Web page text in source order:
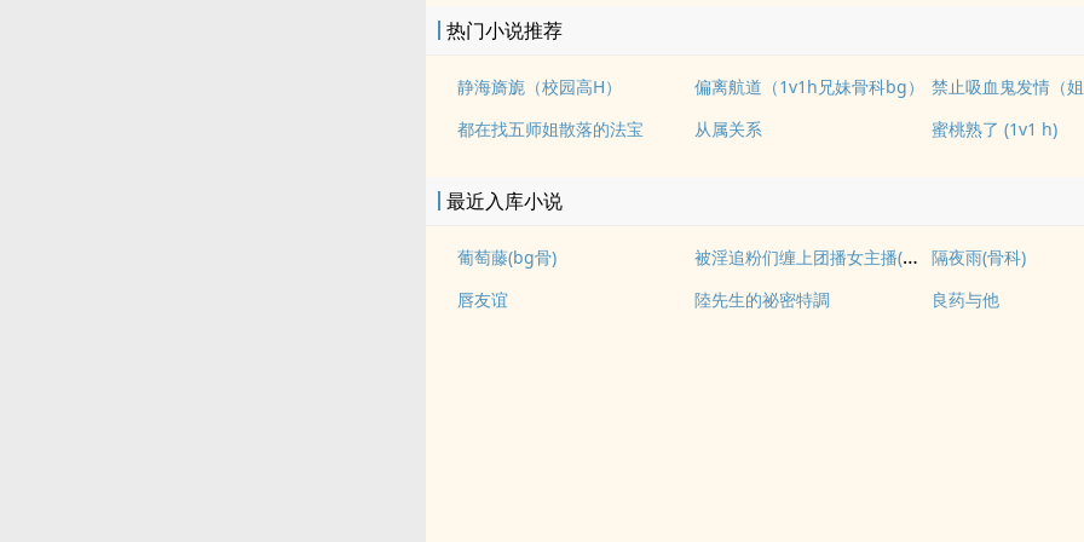
热门小说推荐
静海旖旎（校园高H） 偏离航道（1v1h兄妹骨科bg）
都在找五师姐散落的法宝 从属关系 蜜桃熟了 (1v1 h)
最近入库小说
葡萄藤(bg骨) 被淫追粉们缠上团播女主播(露出NPH)
隔夜雨(骨科)
唇友谊
陸先生的祕密特調 良药与他